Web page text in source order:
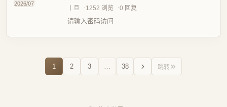
2026/07
丨旦 1252 浏览 0 回复
请输入密码访问
1 2 3 … 38 跳转